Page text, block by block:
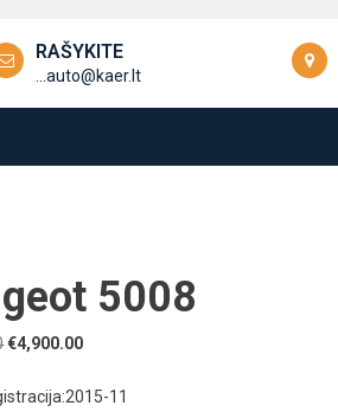
RAŠYKITE
...auto@kaer.lt
5008
Original
was:
€4,900.00Current
is: 11